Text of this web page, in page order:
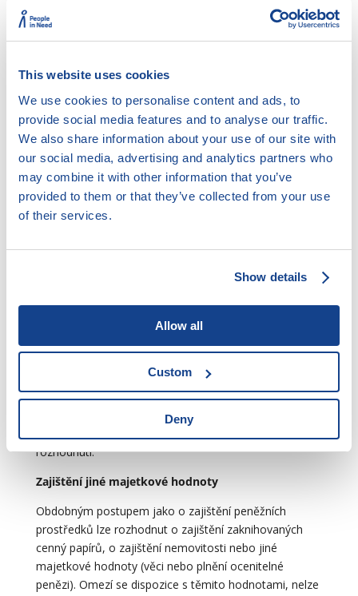
This website uses cookies
We use cookies to personalise content and ads, to
provide social media features and to analyse our traffic.
We also share information about your use of our site with
our social media, advertising and analytics partners who
may combine it with other information that you’ve
provided to them or that they’ve collected from your use
of their services.
Show details
Allow all
Custom
Deny
• ke spáchání trestného činu byly užity
→ předseda senátu a v přípravném řízení státní
zástupce nebo policejní orgán mohou rozhodnout
jejich o zajištění.
Rozhodnutí je doručeno bance, která vede účet, a
poté, co banka zajištění provedla, i majiteli účtu. V
rozhodnutí se uvede bankovní spojení, kterým se
rozumí číslo účtu a kód banky, a dále peněžní částka v
příslušné měně, na kterou se zajištění vztahuje.
prostředky, které se na účtu nacházejí, až do výše
Majitel účtu, jehož peněžní prostředky na účtu byly
zástupce a v řízení před soudem předseda senátu
neodkladně rozhodnout. Byla-li žádost zamítnuta,
může ji majitel účtu, neuvede-li v ní nové důvody,
rozhodnutí.
Zajištění jiné majetkové hodnoty
Obdobným postupem jako o zajištění peněžních
prostředků lze rozhodnut o zajištění zaknihovaných
cenný papírů, o zajištění nemovitosti nebo jiné
majetkové hodnoty (věci nebo plnění ocenitelné
penězi). Omezí se dispozice s těmito hodnotami, nelze